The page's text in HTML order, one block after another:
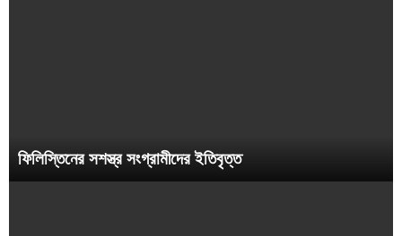
ফিলিস্তিনের সশস্ত্র সংগ্রামীদের ইতিবৃত্ত